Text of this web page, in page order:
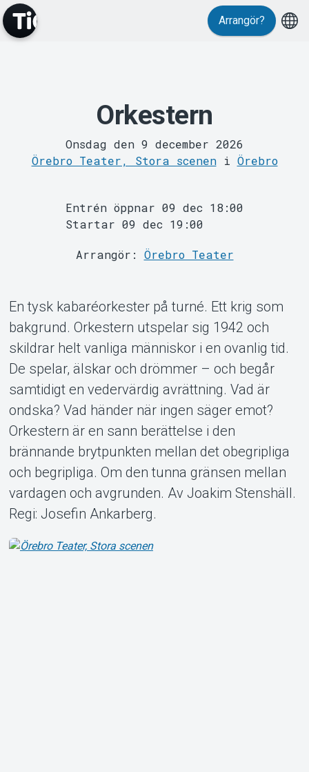
MyTickster
Support
Om Tickster
Arrangör?
Orkestern
Onsdag den 9 december 2026
Örebro Teater, Stora sceneni Örebro
Entrén öppnar 09 dec 18:00
Startar 09 dec 19:00
Arrangör: Örebro Teater
En tysk kabaréorkester på turné. Ett krig som
bakgrund. Orkestern utspelar sig 1942 och
skildrar helt vanliga människor i en ovanlig tid.
De spelar, älskar och drömmer – och begår
samtidigt en vedervärdig avrättning. Vad är
ondska? Vad händer när ingen säger emot?
Orkestern är en sann berättelse i den
brännande brytpunkten mellan det obegripliga
och begripliga. Om den tunna gränsen mellan
vardagen och avgrunden. Av Joakim Stenshäll.
Regi: Josefin Ankarberg.